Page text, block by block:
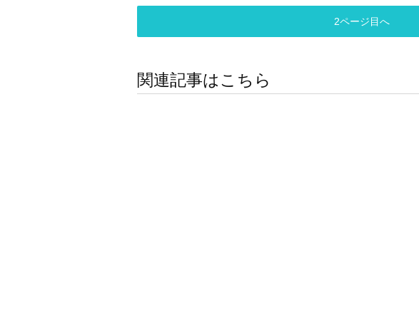
2ページ目へ
関連記事はこちら